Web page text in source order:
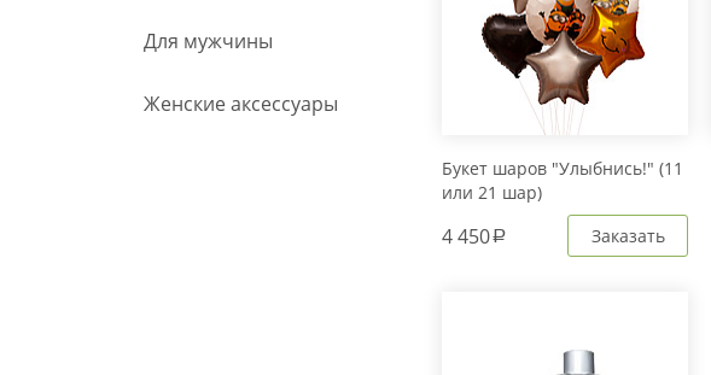
Для мужчины
Женские аксессуары
Букет шаров "Улыбнись!" (11
или 21 шар)
4 450a Заказать